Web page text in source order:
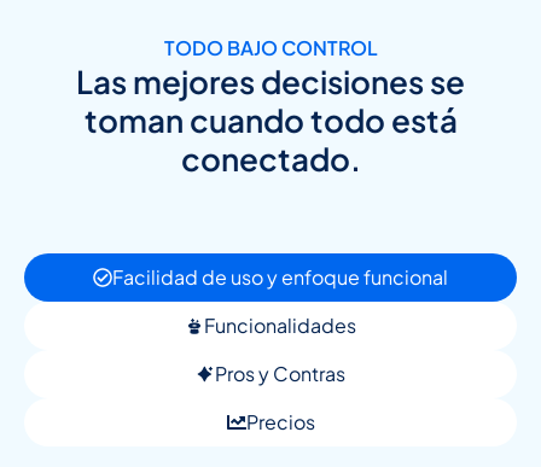
TODO BAJO CONTROL
Las mejores decisiones se
toman cuando todo está
conectado.
Facilidad de uso y enfoque funcional
Funcionalidades
Pros y Contras
Precios